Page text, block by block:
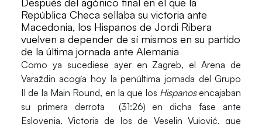
República Checa sellaba su victoria ante
Macedonia, los Hispanos de Jordi Ribera
vuelven a depender de sí mismos en su partido
de la última jornada ante Alemania
Como ya sucediese ayer en Zagreb, elArena de
Varaždin acogía hoy la penúltima jornada delGrupo
IIde la Main Round, en la que los Hispanosencajaban
su primera derrota (31:26) en dicha fase ante
Eslovenia. Victoria de los de Veselin Vujović, que